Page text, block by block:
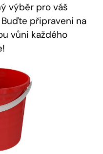
výběr ⁣pro váš
⁤připraveni na
vůni každého